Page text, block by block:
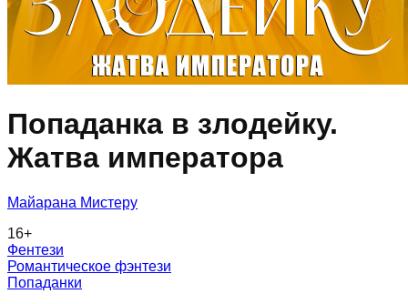
Попаданка в злодейку.
Жатва императора
Майарана Мистеру
16+
Фентези
Романтическое фэнтези
Попаданки